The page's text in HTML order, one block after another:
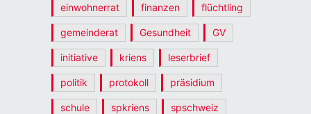
einwohnerrat finanzen flüchtling
gemeinderat Gesundheit GV
initiative kriens leserbrief
politik protokoll präsidium
schule spkriens spschweiz